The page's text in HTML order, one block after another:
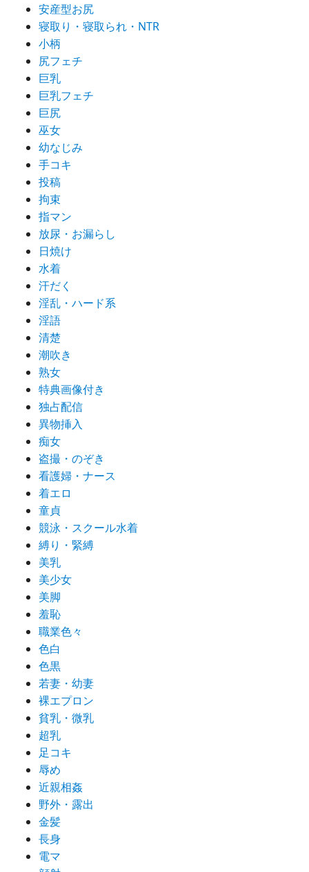
安産型お尻
寝取り・寝取られ・NTR
小柄
尻フェチ
巨乳
巨乳フェチ
巨尻
巫女
幼なじみ
手コキ
投稿
拘束
指マン
放尿・お漏らし
日焼け
水着
汗だく
淫乱・ハード系
淫語
清楚
潮吹き
熟女
特典画像付き
独占配信
異物挿入
痴女
盗撮・のぞき
看護婦・ナース
着エロ
童貞
競泳・スクール水着
縛り・緊縛
美乳
美少女
美脚
羞恥
職業色々
色白
色黒
若妻・幼妻
裸エプロン
貧乳・微乳
超乳
足コキ
辱め
近親相姦
野外・露出
金髪
長身
電マ